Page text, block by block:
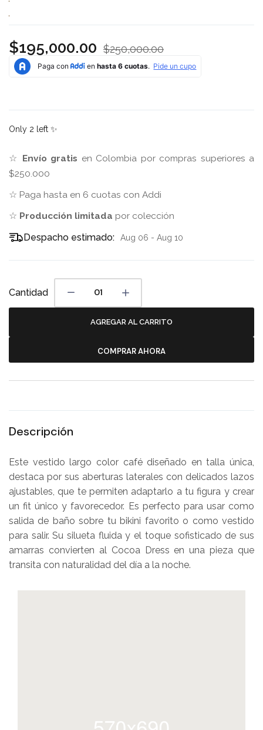
$195,000.00 $250,000.00
Only 2 left ✨
☆ Envío gratis en Colombia por compras superiores a
$250.000
☆ Paga hasta en 6 cuotas con Addi
☆ Producción limitada por colección
Despacho estimado:
Aug 06 - Aug 10
Cantidad
AGREGAR AL CARRITO
COMPRAR AHORA
Descripción
Este vestido largo color café diseñado en talla única,
destaca por sus aberturas laterales con delicados lazos
ajustables, que te permiten adaptarlo a tu figura y crear
un fit único y favorecedor. Es perfecto para usar como
salida de baño sobre tu bikini favorito o como vestido
para salir. Su silueta fluida y el toque sofisticado de sus
amarras convierten al Cocoa Dress en una pieza que
transita con naturalidad del día a la noche.